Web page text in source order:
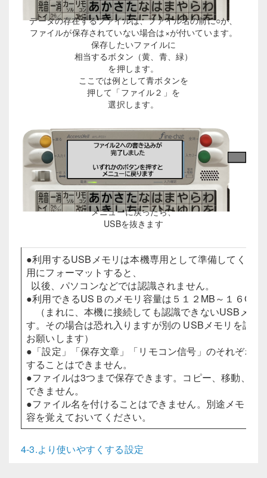
データの存在するファイルは、ファイル名の前に○が、
ファイルが保存されていない場合は×が付いています。
保存したいファイルに
相当するボタン（黄、青、緑）
を押します。
ここでは例として青ボタンを
押して「ファイル２」を
選択します。
メニューに戻ったら、
USBを抜きます
●利用するUSBメモリは本機専用として準備してくだ
用にフォーマットすると、
以後、パソコンなどでは認識されません。
●利用できるUSＢのメモリ容量は５１２MB～１６GB
（まれに、本機に接続しても認識できないUSBメモ
す。その場合は恐れ入りますが別の USBメモリを試し
お願いします）
●「設定」「保存文章」「リモコン信号」のそれぞれ
することはできません。
●ファイルは3つまで保存できます。コピー、移動、個
できません。
●ファイル名を付けることはできません。別途メモを
容を覚えておいてください。
4-3.より使いやすくする設定